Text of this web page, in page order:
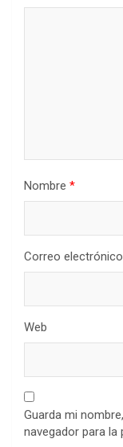
Nombre *
Correo electrónico
Web
Guarda mi
navegador para la